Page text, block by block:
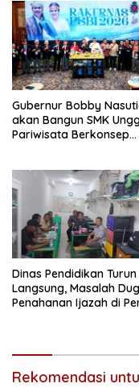
Gubernur Bobby
akan Bangun SMK
Pariwisata Berkonsep
Dinas Pendidikan Turun
Langsung, Masalah
Penahanan Ijazah di
Rekomendasi